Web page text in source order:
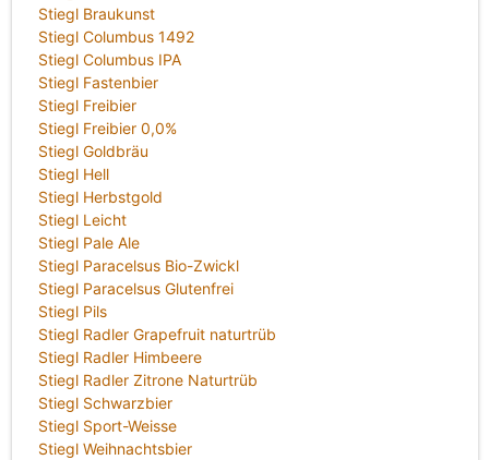
Stiegl Braukunst
Stiegl Columbus 1492
Stiegl Columbus IPA
Stiegl Fastenbier
Stiegl Freibier
Stiegl Freibier 0,0%
Stiegl Goldbräu
Stiegl Hell
Stiegl Herbstgold
Stiegl Leicht
Stiegl Pale Ale
Stiegl Paracelsus Bio-Zwickl
Stiegl Paracelsus Glutenfrei
Stiegl Pils
Stiegl Radler Grapefruit naturtrüb
Stiegl Radler Himbeere
Stiegl Radler Zitrone Naturtrüb
Stiegl Schwarzbier
Stiegl Sport-Weisse
Stiegl Weihnachtsbier